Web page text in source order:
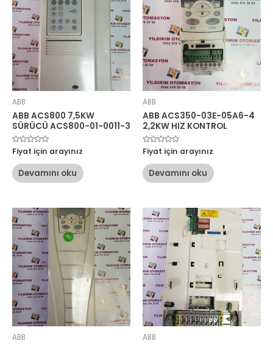
ABB
ABB ACS800 7,5KW
SÜRÜCÜ ACS800-01-0011-3
5
üzerinden
oy
aldı
Fiyat için arayınız
Devamını oku
ABB
ABB ACS350-03E-05A6-4
2,2KW HIZ KONTROL
5
üzerinden
oy
aldı
Fiyat için arayınız
Devamını oku
ABB ABB